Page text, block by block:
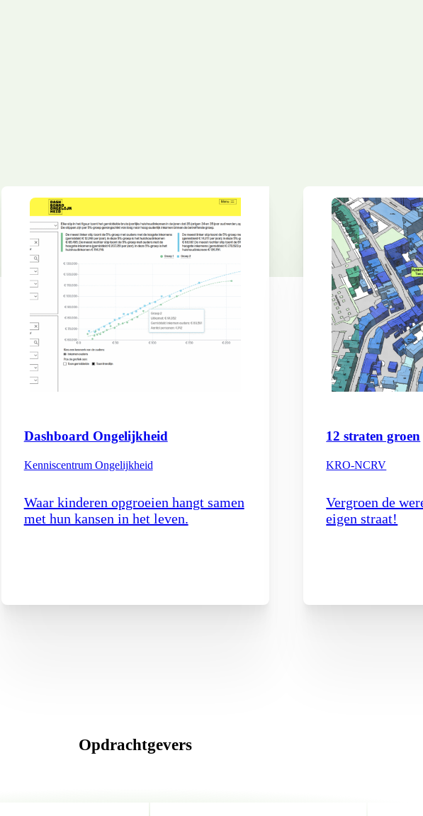
Dashboard Ongelijkheid
Kenniscentrum Ongelijkheid
Waar kinderen opgroeien hangt samen
met hun kansen in het leven.
12 straten groen
KRO-NCRV
Vergroen de
eigen straat!
Opdrachtgevers